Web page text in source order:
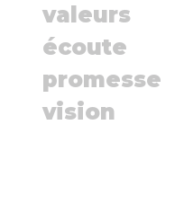
valeurs
écoute
promesse
vision